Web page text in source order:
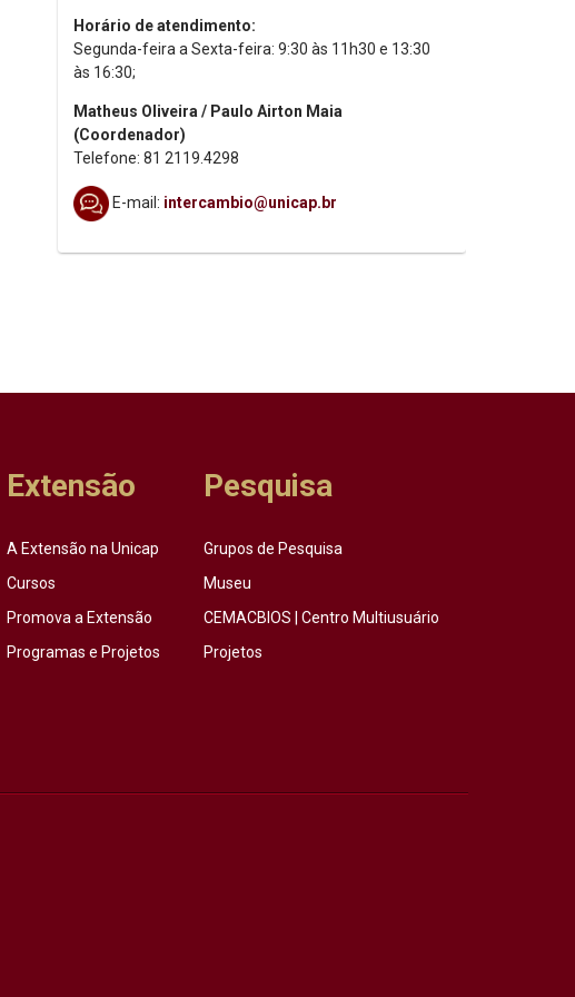
Horário de atendimento:
Segunda-feira a Sexta-feira: 9:30 às 11h30 e 13:30
às 16:30;
Matheus Oliveira / Paulo Airton Maia
(Coordenador)
Telefone: 81 2119.4298
E-mail: intercambio@unicap.br
Extensão
A Extensão na Unicap
Cursos
Promova a Extensão
Programas e Projetos
Pesquisa
Grupos de Pesquisa
Museu
CEMACBIOS | Centro Multiusuário
Projetos